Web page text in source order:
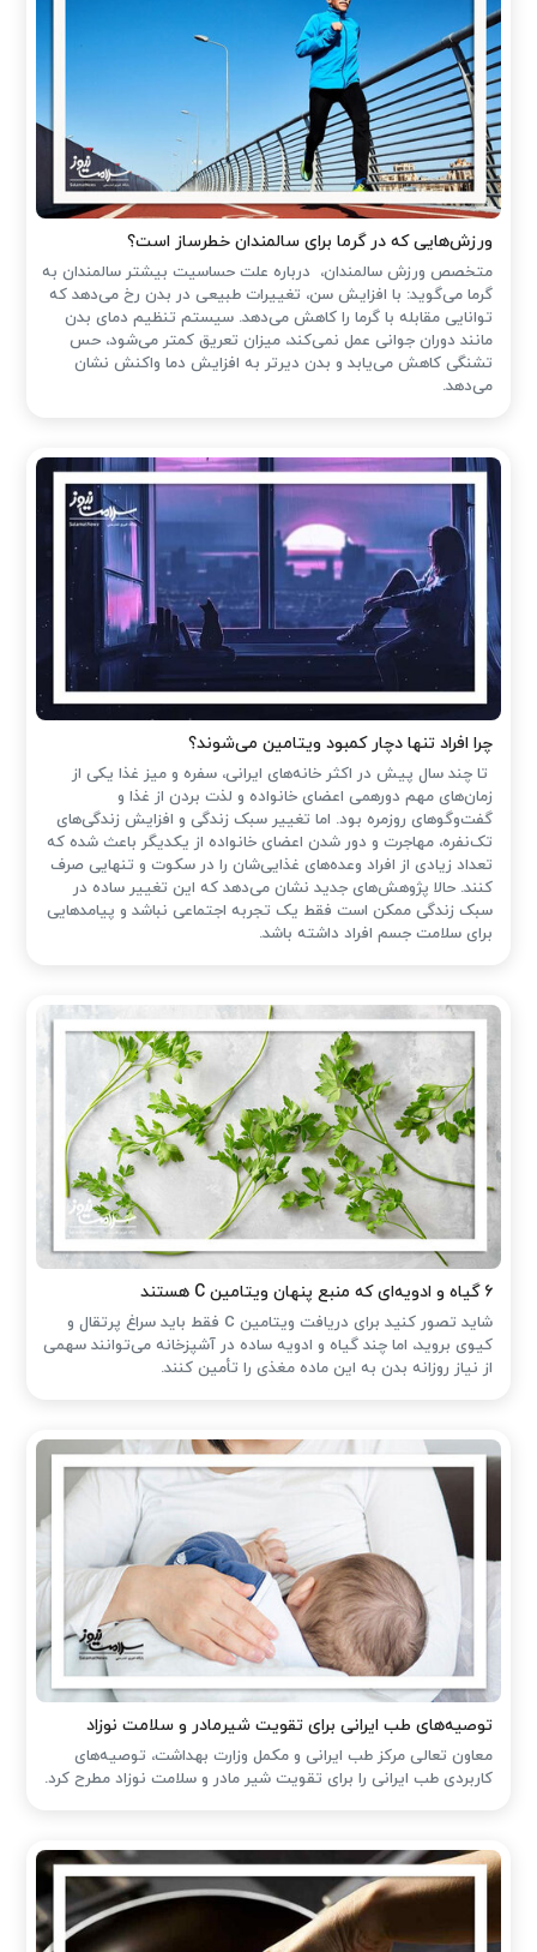
ورزش‌هایی که در گرما برای سالمندان خطرساز است؟
متخصص ورزش سالمندان، درباره علت حساسیت بیشتر سالمندان به
گرما می‌گوید: با افزایش سن، تغییرات طبیعی در بدن رخ می‌دهد که
توانایی مقابله با گرما را کاهش می‌دهد. سیستم تنظیم دمای بدن
مانند دوران جوانی عمل نمی‌کند، میزان تعریق کمتر می‌شود، حس
تشنگی کاهش می‌یابد و بدن دیرتر به افزایش دما واکنش نشان
می‌دهد.
چرا افراد تنها دچار کمبود ویتامین می‌شوند؟
تا چند سال پیش در اکثر خانه‌های ایرانی، سفره و میز غذا یکی از
زمان‌های مهم دورهمی اعضای خانواده و لذت بردن از غذا و
گفت‌وگوهای روزمره بود. اما تغییر سبک زندگی و افزایش زندگی‌های
تک‌نفره، مهاجرت و دور شدن اعضای خانواده از یکدیگر باعث شده که
تعداد زیادی از افراد وعده‌های غذایی‌شان را در سکوت و تنهایی صرف
کنند. حالا پژوهش‌های جدید نشان می‌دهد که این تغییر ساده در
سبک زندگی ممکن است فقط یک تجربه اجتماعی نباشد و پیامدهایی
برای سلامت جسم افراد داشته باشد.
۶ گیاه و ادویه‌ای که منبع پنهان ویتامین C هستند
شاید تصور کنید برای دریافت ویتامین C فقط باید سراغ پرتقال و
کیوی بروید، اما چند گیاه و ادویه ساده در آشپزخانه می‌توانند سهمی
از نیاز روزانه بدن به این ماده مغذی را تأمین کنند.
توصیه‌های طب ایرانی برای تقویت شیرمادر و سلامت نوزاد
معاون تعالی مرکز طب ایرانی و مکمل وزارت بهداشت، توصیه‌های
کاربردی طب ایرانی را برای تقویت شیر مادر و سلامت نوزاد مطرح کرد.